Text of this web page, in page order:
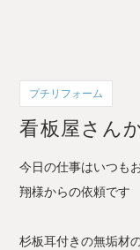
家づくりの流れ
施工実績 お施主
プチリフォーム
看板屋さん
今日の仕事はいつも
翔様からの依頼です
杉板耳付きの無垢材